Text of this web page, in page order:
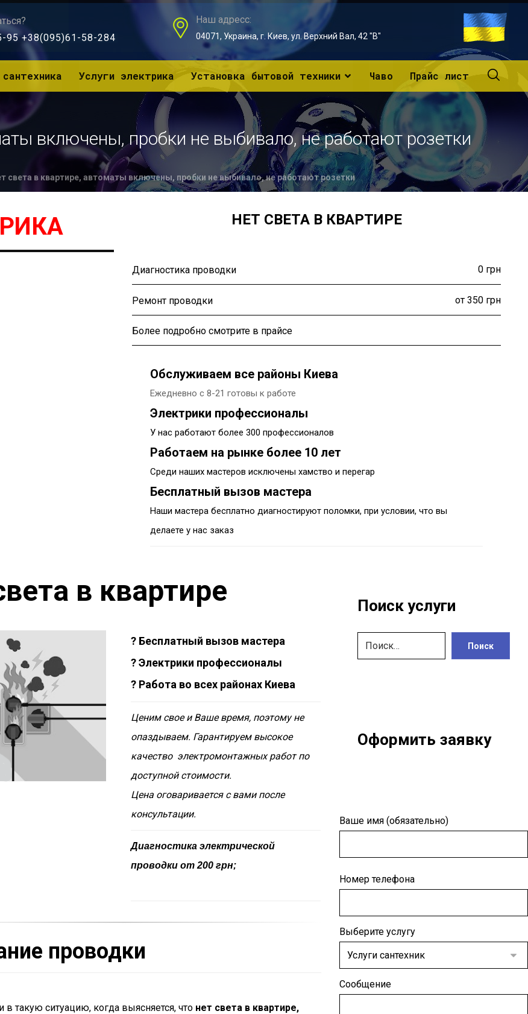
95 +38(095)61-58-284
Наш адресс:
04071, Украина, г. Киев, ул. Верхний Вал, 42 "В"
Услуги электрика Установка бытовой техники Чаво Прайс лист
включены, пробки не выбивало, не работают розетки
света в квартире, автоматы включены, пробки не выбивало, не работают розетки
НЕТ СВЕТА В КВАРТИРЕ
Диагностика проводки 0 грн
Ремонт проводки от 350 грн
Более подробно смотрите в прайсе
Обслуживаем все районы Киева
Ежедневно с 8-21 готовы к работе
Электрики профессионалы
У нас работают более 300 профессионалов
Работаем на рынке более 10 лет
Среди наших мастеров исключены хамство и перегар
Бесплатный вызов мастера
Наши мастера бесплатно диагностируют поломки, при условии, что вы
делаете у нас заказ
в квартире
? Бесплатный вызов мастера
? Электрики профессионалы
? Работа во всех районах Киева
Ценим свое и Ваше время, поэтому не
опаздываем. Гарантируем высокое
качество электромонтажных работ по
доступной стоимости.
Цена оговаривается с вами после
консультации.
Диагностика электрической
проводки от 200 грн;
проводки
такую ситуацию, когда выясняется, чтонет света в квартире,
Поиск услуги
Поиск
Оформить заявку
Ваше имя (обязательно)
Номер телефона
Выберите услугу
Сообщение